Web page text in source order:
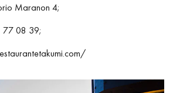
Maranon 4;
77 08 39;